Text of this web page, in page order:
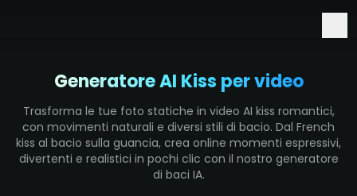
Generatore AI Kiss per video
Trasforma le tue foto statiche in video AI kiss romantici,
con movimenti naturali e diversi stili di bacio. Dal French
kiss al bacio sulla guancia, crea online momenti espressivi,
divertenti e realistici in pochi clic con il nostro generatore
di baci IA.